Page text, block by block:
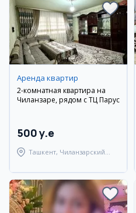
Аренда квартир
2-комнатная квартира на
Чиланзаре, рядом с ТЦ Парус
500 y.e
Ташкент, Чиланзарский